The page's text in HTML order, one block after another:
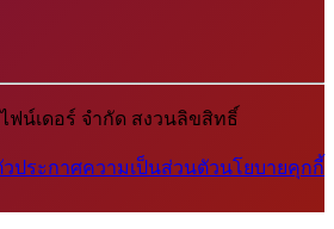
น์เดอร์ จำกัด สงวนลิขสิทธิ์
ประกาศความเป็นส่วนตัวนโยบายคุกกี้